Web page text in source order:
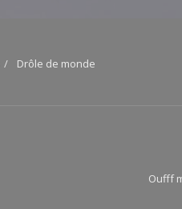
Drôle de monde
Oufff